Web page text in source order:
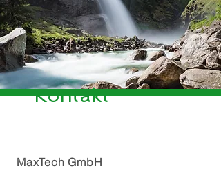
Kontakt
MaxTech GmbH